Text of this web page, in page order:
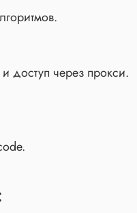
доступ через прокси.